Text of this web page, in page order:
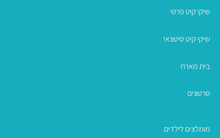
שיקי קיט פרטי
שיקי קיט סיטונאי
בית מארח
סרטונים
מומלצים לילדים